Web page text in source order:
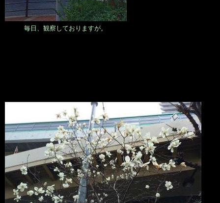
毎日、観察しておりますが。